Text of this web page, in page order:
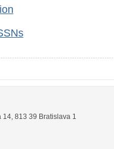
14, 813 39 Bratislava 1